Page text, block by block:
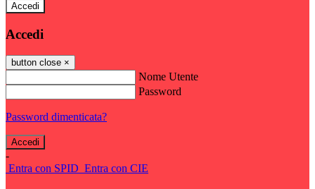
Accedi
Accedi
button close ×
Nome Utente
Password
Password dimenticata?
-
Entra con SPID Entra con CIE